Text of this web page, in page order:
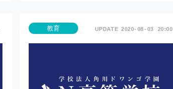
教育 2020 08 03 20:00